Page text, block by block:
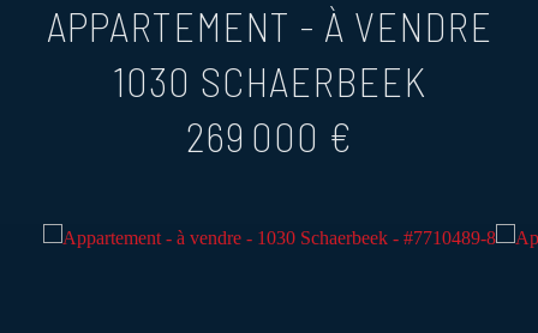
APPARTEMENT - À VENDRE
1030 SCHAERBEEK
269 000 €